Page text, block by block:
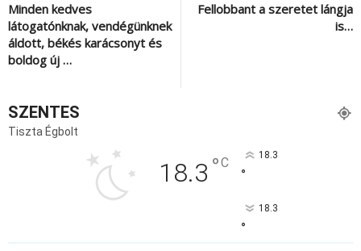
Minden kedves
látogatónknak, vendégünknek
áldott, békés karácsonyt és
boldog új …
Fellobbant a szeretet lángja
is…
SZENTES
Tiszta Égbolt
18.3 °C 18.3
°
18.3
°